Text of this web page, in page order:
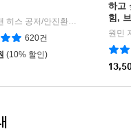
칩 히스,댄 히스 공저/안진환,박슬라 공역 |
620건
(10% 할인)
하고
힘,
원민